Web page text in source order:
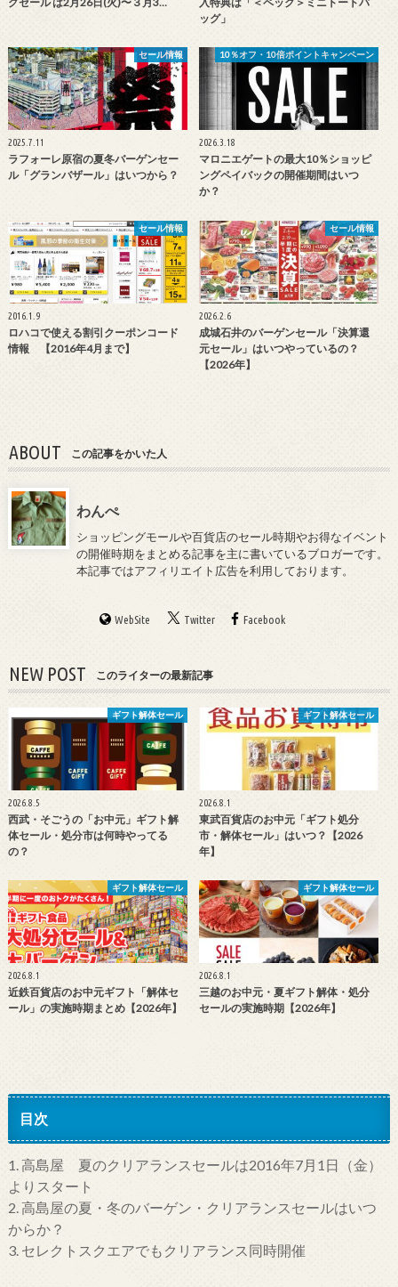
ッグ」
セール情報
2025.7.11
ラフォーレ原宿の夏冬バーゲンセー
ル「グランバザール」はいつから？
10％オフ・10倍ポイントキャンペーン
2026.3.18
マロニエゲートの最大10％ショッピ
ングペイバックの開催期間はいつ
か？
セール情報
2016.1.9
ロハコで使える割引クーポンコード
情報 【2016年4月まで】
セール情報
2026.2.6
成城石井のバーゲンセール「決算還
元セール」はいつやっているの？
【2026年】
ABOUT この記事をかいた人
わんぺ
ショッピングモールや百貨店のセール時期やお得なイベント
の開催時期をまとめる記事を主に書いているブロガーです。
本記事ではアフィリエイト広告を利用しております。
WebSite Twitter Facebook
NEW POST このライターの最新記事
ギフト解体セール
2026.8.5
西武・そごうの「お中元」ギフト解
体セール・処分市は何時やってる
の？
ギフト解体セール
2026.8.1
東武百貨店のお中元「ギフト処分
市・解体セール」はいつ？【2026
年】
ギフト解体セール
2026.8.1
近鉄百貨店のお中元ギフト「解体セ
ール」の実施時期まとめ【2026年】
ギフト解体セール
2026.8.1
三越のお中元・夏ギフト解体・処分
セールの実施時期【2026年】
目次
1.高島屋 夏のクリアランスセールは2016年7月1日（金）
よりスタート
2.高島屋の夏・冬のバーゲン・クリアランスセールはいつ
からか？
3.セレクトスクエアでもクリアランス同時開催